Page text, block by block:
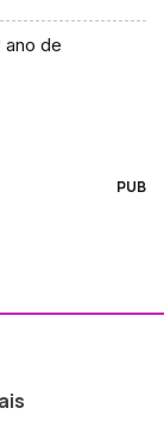
ano de
PUB